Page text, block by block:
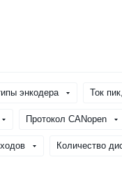
энкодера Ток
Протокол CANopen
Количество